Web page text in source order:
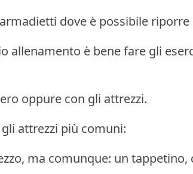
dove è possibile riporre
allenamento è bene fare gli
oppure con gli attrezzi.
attrezzi più comuni:
ma comunque: un tappetino,